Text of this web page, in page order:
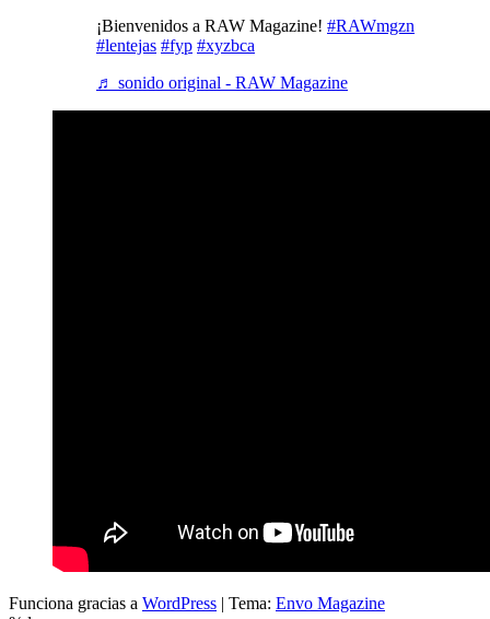
¡Bienvenidos a RAW Magazine! #RAWmgzn
#lentejas #fyp #xyzbca
♬ sonido original - RAW Magazine
Funciona gracias a WordPress | Tema: Envo Magazine